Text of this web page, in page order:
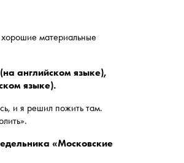
материальные
английском языке),
языке).
и я решил пожить там.
«Московские